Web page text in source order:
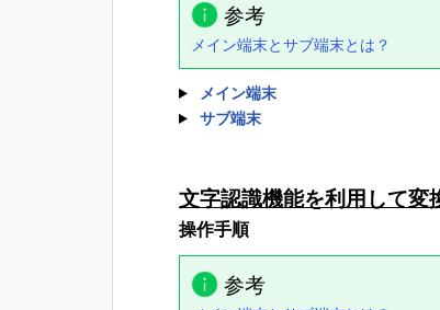
参考
メイン端末とサブ端末とは？
メイン端末
サブ端末
文字認識機能を利用して変
操作手順
参考